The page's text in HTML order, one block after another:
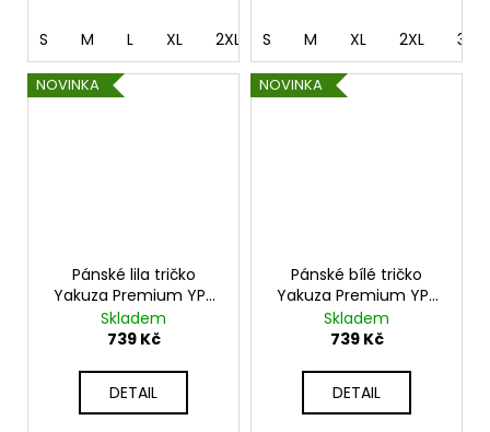
S M L XL 2XL 4XL 5XL
S M XL 2XL 3XL
NOVINKA
Pánské lila tričko
Yakuza Premium YPS
4012 – Cut the Roots
Skladem
739 Kč
DETAIL
NOVINKA
Pánské bílé tričko
Yakuza Premium YPS
4011 – Jungle Squad
Skladem
739 Kč
DETAIL